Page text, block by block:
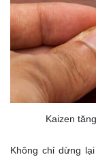
Kaizen
Không chỉ dừng